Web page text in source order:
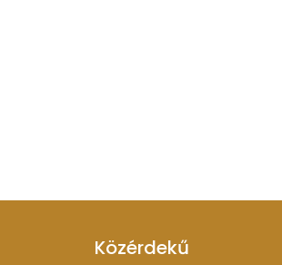
Közérdekű